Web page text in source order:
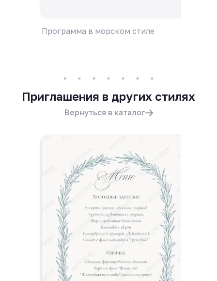
Программа в морском стиле
Приглашения в других стилях
Вернуться в каталог